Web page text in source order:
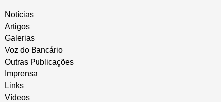
Notícias
Artigos
Galerias
Voz do Bancário
Outras Publicações
Imprensa
Links
Vídeos